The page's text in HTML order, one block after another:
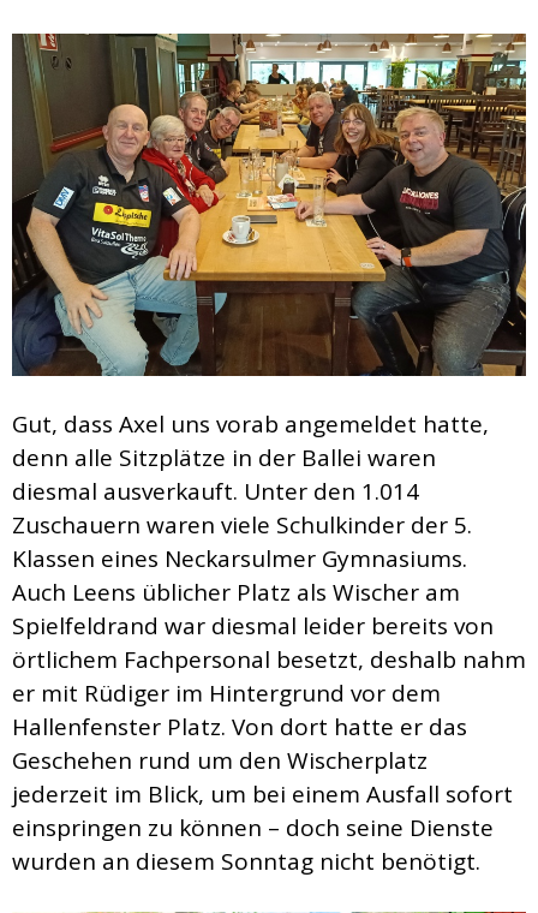
Gut, dass Axel uns vorab angemeldet hatte,
denn alle Sitzplätze in der Ballei waren
diesmal ausverkauft. Unter den 1.014
Zuschauern waren viele Schulkinder der 5.
Klassen eines Neckarsulmer Gymnasiums.
Auch Leens üblicher Platz als Wischer am
Spielfeldrand war diesmal leider bereits von
örtlichem Fachpersonal besetzt, deshalb nahm
er mit Rüdiger im Hintergrund vor dem
Hallenfenster Platz. Von dort hatte er das
Geschehen rund um den Wischerplatz
jederzeit im Blick, um bei einem Ausfall sofort
einspringen zu können – doch seine Dienste
wurden an diesem Sonntag nicht benötigt.